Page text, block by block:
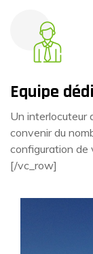
Equipe
Un interlocuteur
convenir du
configuration de
[/vc_row]